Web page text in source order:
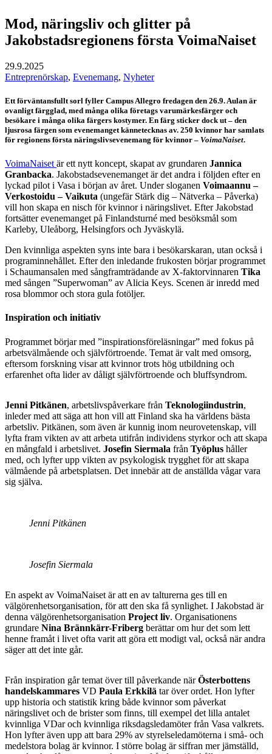
Mod, näringsliv och glitter på
Jakobstadsregionens första VoimaNaiset
29.9.2025
Entreprenörskap, Evenemang, Nyheter
Ett förväntansfullt sorl fyller Campus Allegro fredagen den 26.9. Aulan är
ovanligt färgglad, med många olika företags varumärkesfärger och
besökare i många olika färgers kostymer. En färg sticker dock ut – den
ljusrosa färgen som evenemanget kännetecknas av. 250 kvinnor har samlats
för regionens första näringslivsevenemang för kvinnor – VoimaNaiset.
VoimaNaiset är ett nytt koncept, skapat av grundaren Jannica
Granbacka. Jakobstadsevenemanget är det andra i följden efter en
lyckad pilot i Vasa i början av året. Under sloganen Voimaannu –
Verkostoidu – Vaikuta (ungefär Stärk dig – Nätverka – Påverka)
vill hon skapa en nisch för kvinnor i näringslivet. Efter Jakobstad
fortsätter evenemanget på Finlandsturné med besöksmål som
Karleby, Uleåborg, Helsingfors och Jyväskylä.
Den kvinnliga aspekten syns inte bara i besökarskaran, utan också i
programinnehållet. Efter den inledande frukosten börjar programmet
i Schaumansalen med sångframträdande av X-faktorvinnaren Tika
med sången ”Superwoman” av Alicia Keys. Scenen är inredd med
rosa blommor och stora gula fotöljer.
Inspiration och initiativ
Programmet börjar med ”inspirationsföreläsningar” med fokus på
arbetsvälmående och självförtroende. Temat är valt med omsorg,
eftersom forskning visar att kvinnor trots hög utbildning och
erfarenhet ofta lider av dåligt självförtroende och bluffsyndrom.
Jenni Pitkänen, arbetslivspåverkare från Teknologiindustrin,
inleder med att säga att hon vill att Finland ska ha världens bästa
arbetsliv. Pitkänen, som även är kunnig inom neurovetenskap, vill
lyfta fram vikten av att arbeta utifrån individens styrkor och att skapa
en mångfald i arbetslivet. Josefin Siermala från Työplus håller
med, och lyfter upp vikten av psykologisk trygghet för att skapa
välmående på arbetsplatsen. Det innebär att de anställda vågar vara
sig själva.
Jenni Pitkänen
Josefin Siermala
En aspekt av VoimaNaiset är att en av talturerna ges till en
välgörenhetsorganisation, för att den ska få synlighet. I Jakobstad är
denna välgörenhetsorganisation Project liv. Organisationens
grundare Nina Brännkärr-Friberg berättar om hur det som lett
henne framåt i livet ofta varit att göra ett modigt val, också när andra
säger att det inte går.
Från inspiration går temat över till påverkande närÖsterbottens
handelskammares VD Paula Erkkilä tar över ordet. Hon lyfter
upp historia och statistik kring både kvinnor som påverkat
näringslivet och de brister som finns, till exempel det lilla antalet
kvinnliga VDar och kvinnliga riksdagsledamöter från Vasa valkrets.
Hon lyfter även upp att bara 29% av styrelseledamöterna i små- och
medelstora bolag är kvinnor. I större bolag är siffran mer jämställd,